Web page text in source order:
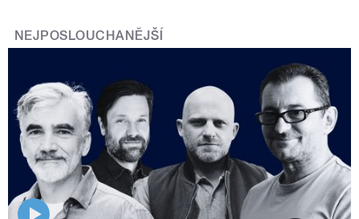
NEJPOSLOUCHANĚJŠÍ